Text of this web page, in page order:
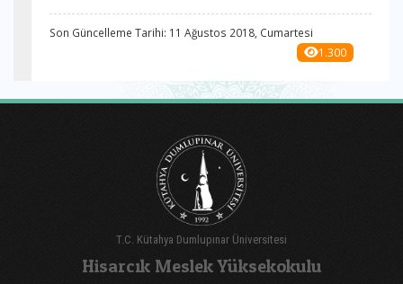
Son Güncelleme Tarihi: 11 Ağustos 2018, Cumartesi
1.300
T.C. Kütahya Dumlupınar Üniversitesi
Hisarcık Meslek Yüksekokulu